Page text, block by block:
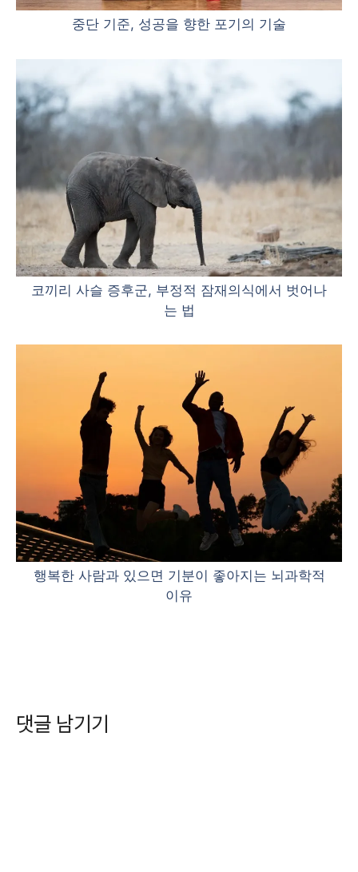
중단 기준, 성공을 향한 포기의 기술
코끼리 사슬 증후군, 부정적 잠재의식에서 벗어나
는 법
행복한 사람과 있으면 기분이 좋아지는 뇌과학적
이유
댓글 남기기